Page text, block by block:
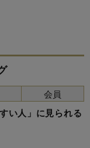
い人」に見られる
会員